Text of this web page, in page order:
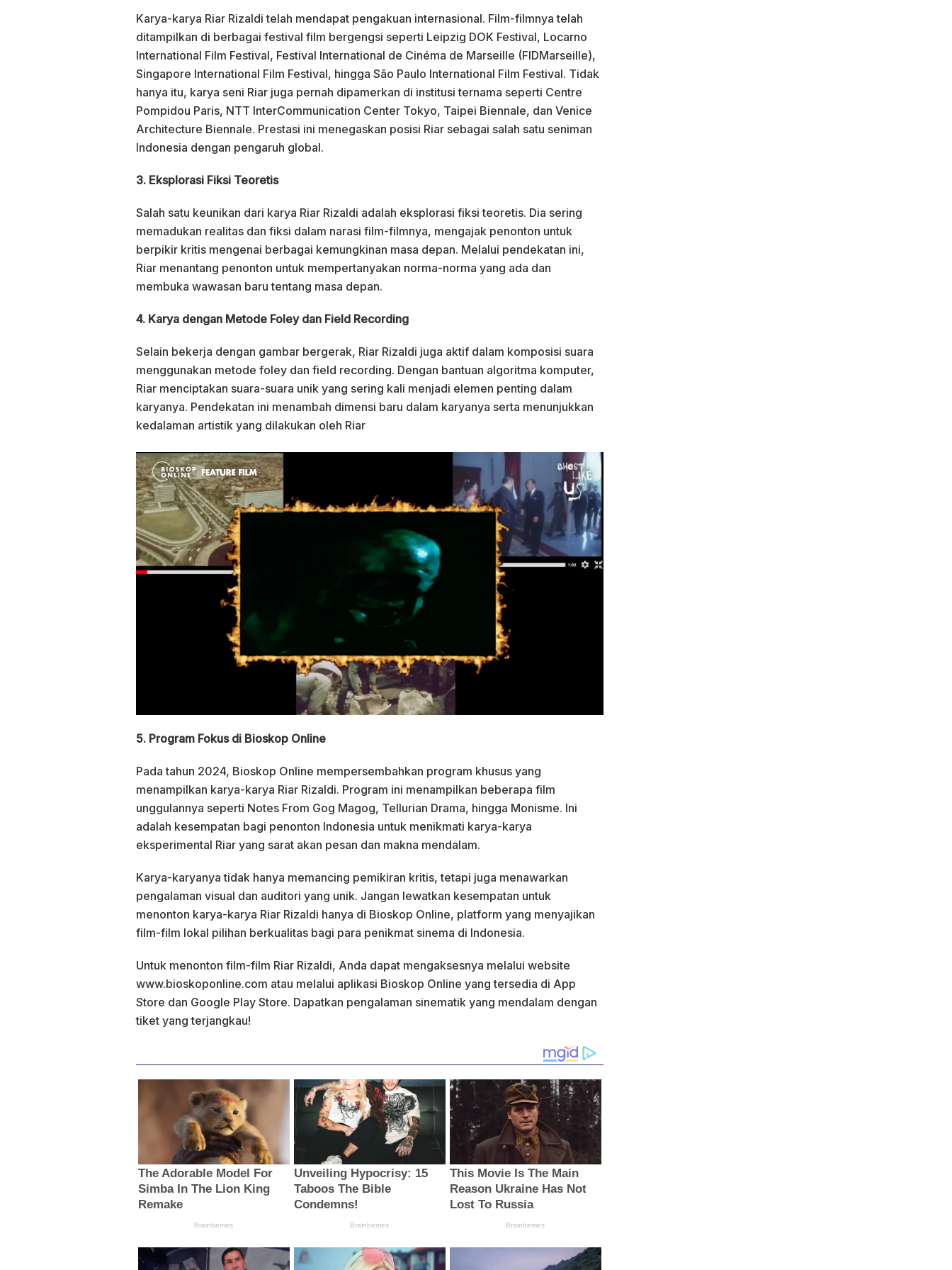
Karya-karya Riar Rizaldi telah mendapat pengakuan internasional. Film-filmnya telah
ditampilkan di berbagai festival film bergengsi seperti Leipzig DOK Festival, Locarno
International Film Festival, Festival International de Cinéma de Marseille (FIDMarseille),
Singapore International Film Festival, hingga São Paulo International Film Festival. Tidak
hanya itu, karya seni Riar juga pernah dipamerkan di institusi ternama seperti Centre
Pompidou Paris, NTT InterCommunication Center Tokyo, Taipei Biennale, dan Venice
Architecture Biennale. Prestasi ini menegaskan posisi Riar sebagai salah satu seniman
Indonesia dengan pengaruh global.
3. Eksplorasi Fiksi Teoretis
Salah satu keunikan dari karya Riar Rizaldi adalah eksplorasi fiksi teoretis. Dia sering
memadukan realitas dan fiksi dalam narasi film-filmnya, mengajak penonton untuk
berpikir kritis mengenai berbagai kemungkinan masa depan. Melalui pendekatan ini,
Riar menantang penonton untuk mempertanyakan norma-norma yang ada dan
membuka wawasan baru tentang masa depan.
4. Karya dengan Metode Foley dan Field Recording
Selain bekerja dengan gambar bergerak, Riar Rizaldi juga aktif dalam komposisi suara
menggunakan metode foley dan field recording. Dengan bantuan algoritma komputer,
Riar menciptakan suara-suara unik yang sering kali menjadi elemen penting dalam
karyanya. Pendekatan ini menambah dimensi baru dalam karyanya serta menunjukkan
kedalaman artistik yang dilakukan oleh Riar
5. Program Fokus di Bioskop Online
Pada tahun 2024, Bioskop Online mempersembahkan program khusus yang
menampilkan karya-karya Riar Rizaldi. Program ini menampilkan beberapa film
unggulannya seperti Notes From Gog Magog, Tellurian Drama, hingga Monisme. Ini
adalah kesempatan bagi penonton Indonesia untuk menikmati karya-karya
eksperimental Riar yang sarat akan pesan dan makna mendalam.
Karya-karyanya tidak hanya memancing pemikiran kritis, tetapi juga menawarkan
pengalaman visual dan auditori yang unik. Jangan lewatkan kesempatan untuk
menonton karya-karya Riar Rizaldi hanya di Bioskop Online, platform yang menyajikan
film-film lokal pilihan berkualitas bagi para penikmat sinema di Indonesia.
Untuk menonton film-film Riar Rizaldi, Anda dapat mengaksesnya melalui website
www.bioskoponline.com atau melalui aplikasi Bioskop Online yang tersedia di App
Store dan Google Play Store. Dapatkan pengalaman sinematik yang mendalam dengan
tiket yang terjangkau!